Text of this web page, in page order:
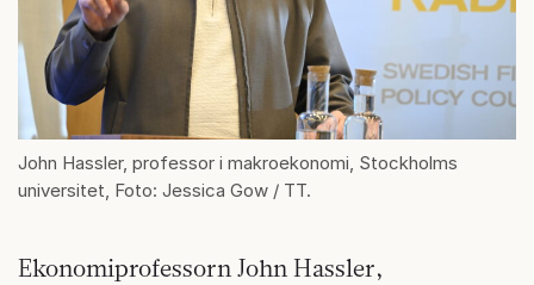
John Hassler, professor i makroekonomi, Stockholms
universitet, Foto: Jessica Gow / TT.
Ekonomiprofessorn John Hassler,